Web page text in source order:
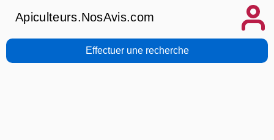
Apiculteurs.NosAvis.com
Effectuer une recherche